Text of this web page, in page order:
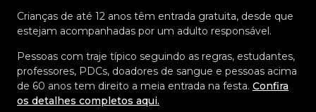
Crianças de até 12 anos têm entrada gratuita, desde que
estejam acompanhadas por um adulto responsável.
Pessoas com traje típico seguindo as regras, estudantes,
professores, PDCs, doadores de sangue e pessoas acima
de 60 anos tem direito a meia entrada na festa. Confira
os detalhes completos aqui.